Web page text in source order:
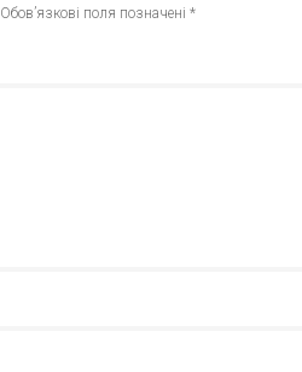
Обов’язкові поля позначені *